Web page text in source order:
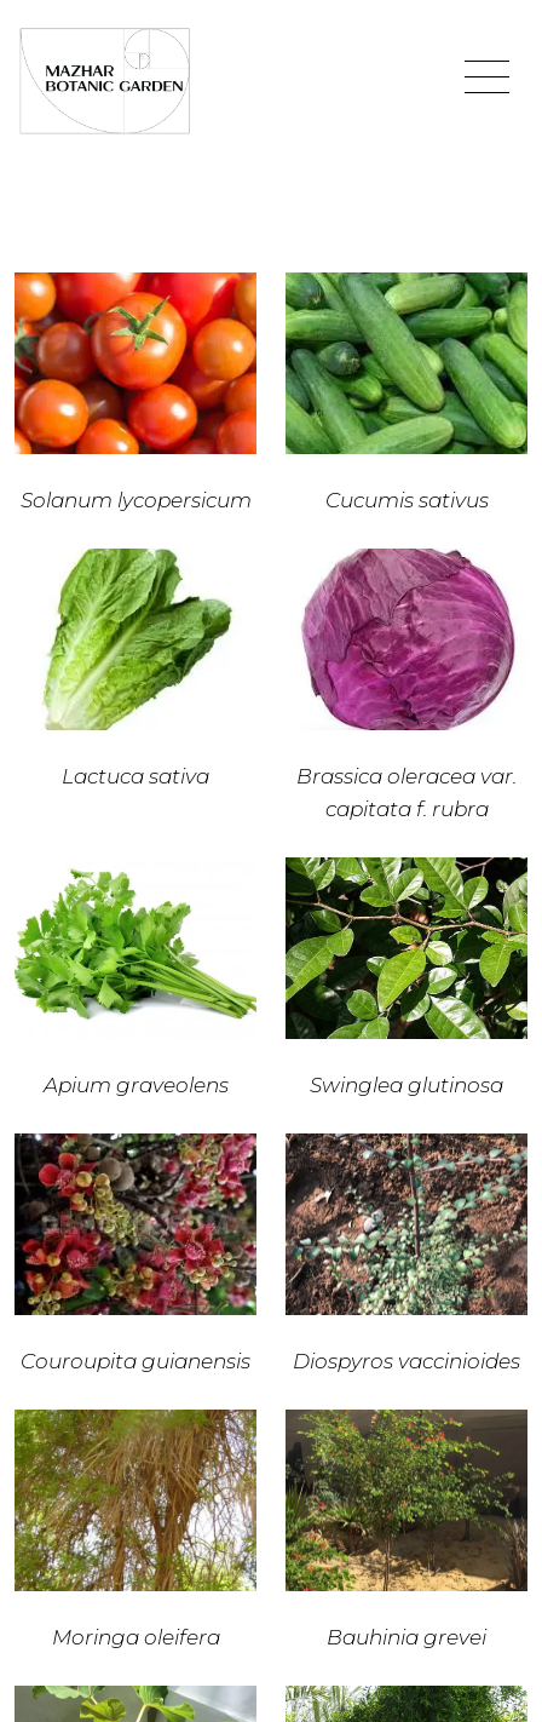
Solanum lycopersicum Cucumis sativus
Lactuca sativa
Brassica oleracea var.
capitata f. rubra
Apium graveolens Swinglea glutinosa
Couroupita guianensis Diospyros vaccinioides
Moringa oleifera Bauhinia grevei